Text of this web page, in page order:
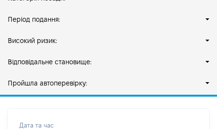
Період подання:
Високий ризик:
Відповідальне становище:
Пройшла автоперевірку:
Дата та час